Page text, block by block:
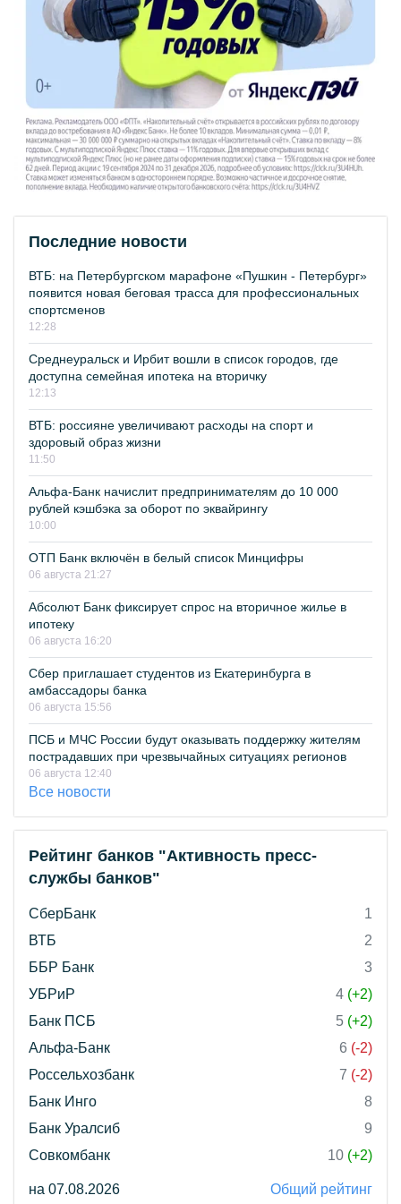
Последние новости
ВТБ: на Петербургском марафоне «Пушкин - Петербург»
появится новая беговая трасса для профессиональных
спортсменов
12:28
Среднеуральск и Ирбит вошли в список городов, где
доступна семейная ипотека на вторичку
12:13
ВТБ: россияне увеличивают расходы на спорт и
здоровый образ жизни
11:50
Альфа-Банк начислит предпринимателям до 10 000
рублей кэшбэка за оборот по эквайрингу
10:00
ОТП Банк включён в белый список Минцифры
06 августа 21:27
Абсолют Банк фиксирует спрос на вторичное жилье в
ипотеку
06 августа 16:20
Сбер приглашает студентов из Екатеринбурга в
амбассадоры банка
06 августа 15:56
ПСБ и МЧС России будут оказывать поддержку жителям
пострадавших при чрезвычайных ситуациях регионов
06 августа 12:40
Все новости
Рейтинг банков "Активность пресс-
службы банков"
СберБанк
1
ВТБ
2
ББР Банк
3
УБРиР
4 (+2)
Банк ПСБ
5 (+2)
Альфа-Банк
6 (-2)
Россельхозбанк
7 (-2)
Банк Инго
8
Банк Уралсиб
9
Совкомбанк
10 (+2)
на 07.08.2026 Общий рейтинг